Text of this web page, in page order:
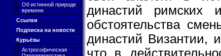
Об истинной природе
времени
Ссылки
Подписка на новости
Курьёзы
Астрософическая
династий римских
обстоятельства
династий Византии,
что в